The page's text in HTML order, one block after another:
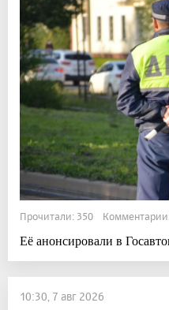
Прочитали: 350
Её анонсировали в
10:30, 7 авг 2026